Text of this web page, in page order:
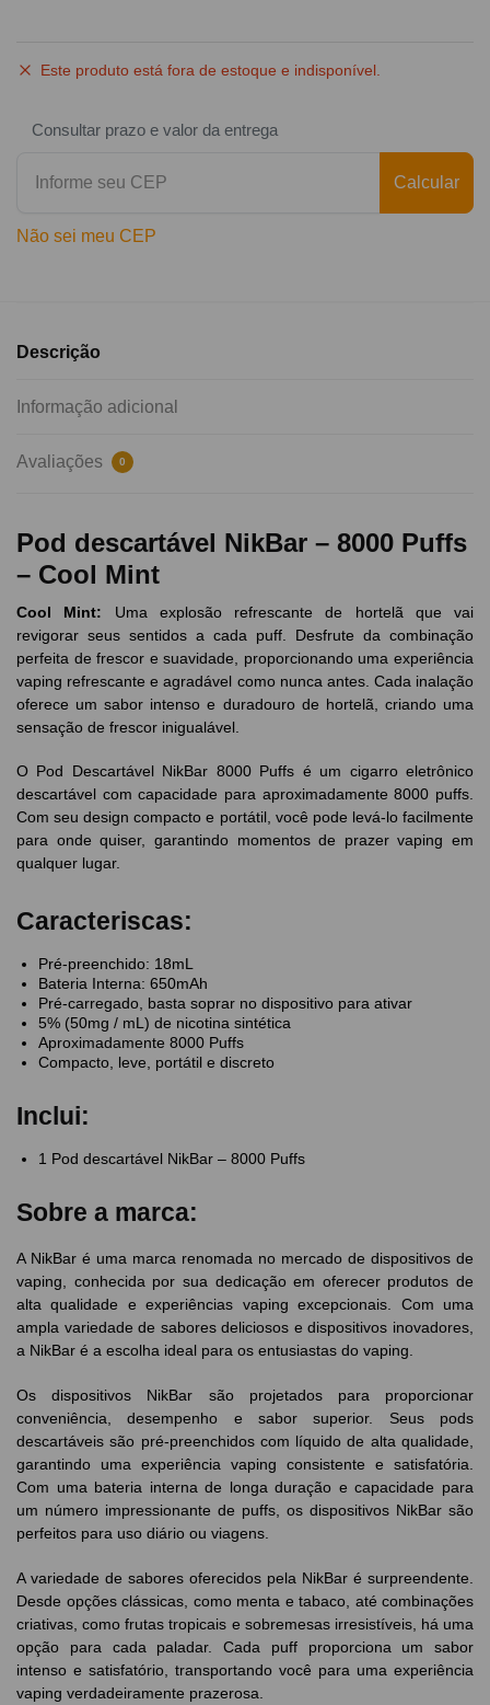
Este produto está fora de estoque e indisponível.
Consultar prazo e valor da entrega
Calcular
Não sei meu CEP
Descrição
Informação adicional
Avaliações 0
Pod descartável NikBar – 8000 Puffs
– Cool Mint
Cool Mint: Uma explosão refrescante de hortelã que vai
revigorar seus sentidos a cada puff. Desfrute da combinação
perfeita de frescor e suavidade, proporcionando uma experiência
vaping refrescante e agradável como nunca antes. Cada inalação
oferece um sabor intenso e duradouro de hortelã, criando uma
sensação de frescor inigualável.
O Pod Descartável NikBar 8000 Puffs é um cigarro eletrônico
descartável com capacidade para aproximadamente 8000 puffs.
Com seu design compacto e portátil, você pode levá-lo facilmente
para onde quiser, garantindo momentos de prazer vaping em
qualquer lugar.
Caracteriscas:
Pré-preenchido: 18mL
Bateria Interna: 650mAh
Pré-carregado, basta soprar no dispositivo para ativar
5% (50mg / mL) de nicotina sintética
Aproximadamente 8000 Puffs
Compacto, leve, portátil e discreto
Inclui:
1 Pod descartável NikBar – 8000 Puffs
Sobre a marca:
A NikBar é uma marca renomada no mercado de dispositivos de
vaping, conhecida por sua dedicação em oferecer produtos de
alta qualidade e experiências vaping excepcionais. Com uma
ampla variedade de sabores deliciosos e dispositivos inovadores,
a NikBar é a escolha ideal para os entusiastas do vaping.
Os dispositivos NikBar são projetados para proporcionar
conveniência, desempenho e sabor superior. Seus pods
descartáveis são pré-preenchidos com líquido de alta qualidade,
garantindo uma experiência vaping consistente e satisfatória.
Com uma bateria interna de longa duração e capacidade para
um número impressionante de puffs, os dispositivos NikBar são
perfeitos para uso diário ou viagens.
A variedade de sabores oferecidos pela NikBar é surpreendente.
Desde opções clássicas, como menta e tabaco, até combinações
criativas, como frutas tropicais e sobremesas irresistíveis, há uma
opção para cada paladar. Cada puff proporciona um sabor
intenso e satisfatório, transportando você para uma experiência
vaping verdadeiramente prazerosa.